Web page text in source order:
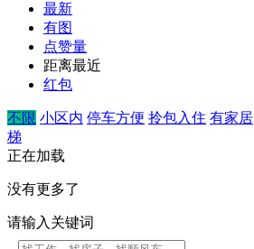
最新
有图
点赞量
距离最近
红包
不限 小区内 停车方便 拎包入住 有家居
梯
正在加载
没有更多了
请输入关键词